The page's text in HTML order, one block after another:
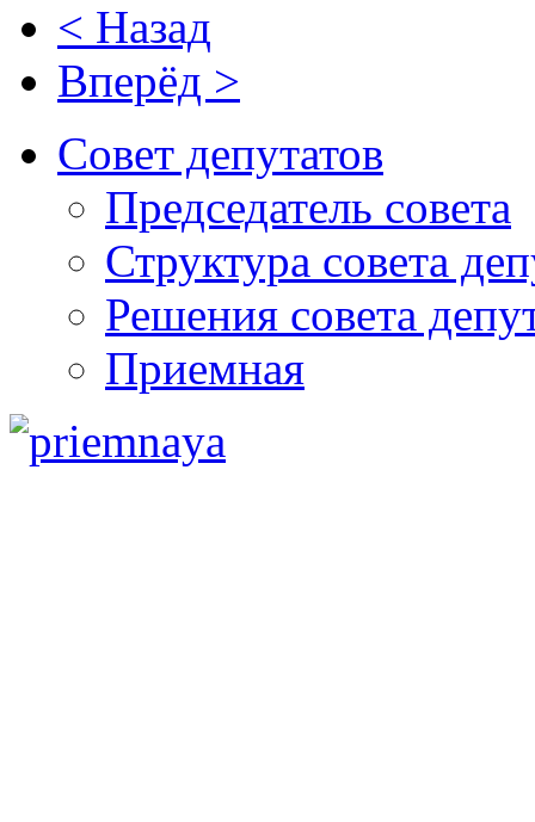
< Назад
Вперёд >
Совет депутатов
Председатель совета
Структура совета
Решения совета
Приемная